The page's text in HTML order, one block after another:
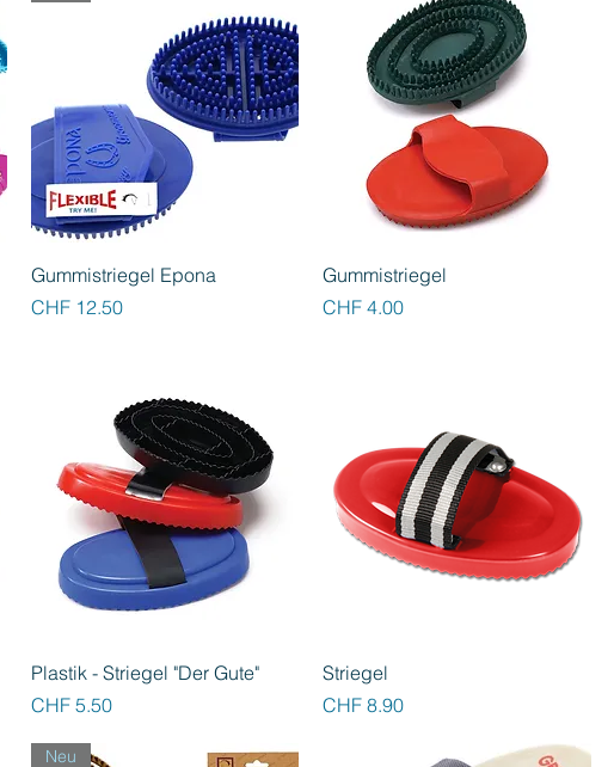
Schnellansicht
Gummistriegel Epona
Preis
CHF 12.50
Schnellansicht
Gummistriegel
Preis
CHF 4.00
Schnellansicht
Plastik - Striegel "Der Gute"
Preis
CHF 5.50
Striegel
Preis
CHF 8.90
Neu